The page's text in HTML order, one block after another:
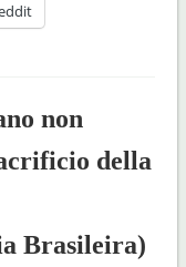
non
della
Brasileira)